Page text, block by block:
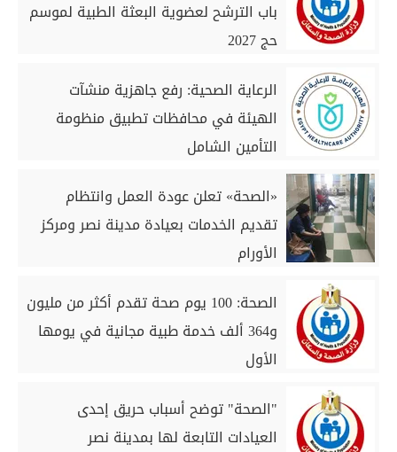
باب الترشح لعضوية البعثة الطبية لموسم
حج 2027
الرعاية الصحية: رفع جاهزية منشآت
الهيئة في محافظات تطبيق منظومة
التأمين الشامل
«الصحة» تعلن عودة العمل وانتظام
تقديم الخدمات بعيادة مدينة نصر ومركز
الأورام
الصحة: 100 يوم صحة تقدم أكثر من مليون
و364 ألف خدمة طبية مجانية في يومها
الأول
"الصحة" توضح أسباب حريق إحدى
العيادات التابعة لها بمدينة نصر